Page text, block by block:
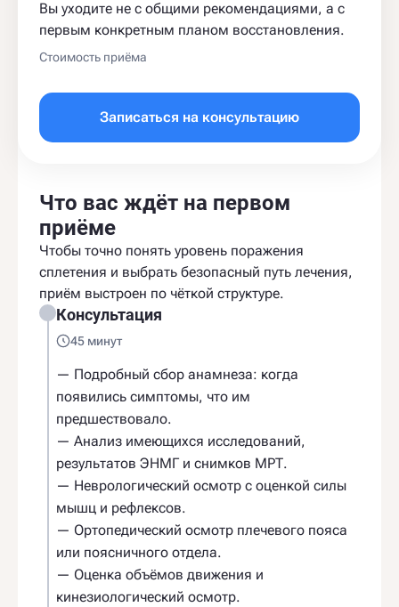
Вы уходите не с общими рекомендациями, а с
первым конкретным планом восстановления.
Стоимость приёма
Записаться на консультацию
Что вас ждёт на первом
приёме
Чтобы точно понять уровень поражения
сплетения и выбрать безопасный путь лечения,
приём выстроен по чёткой структуре.
Консультация
45 минут
— Подробный сбор анамнеза: когда
появились симптомы, что им
предшествовало.
— Анализ имеющихся исследований,
результатов ЭНМГ и снимков МРТ.
— Неврологический осмотр с оценкой силы
мышц и рефлексов.
— Ортопедический осмотр плечевого пояса
или поясничного отдела.
— Оценка объёмов движения и
кинезиологический осмотр.